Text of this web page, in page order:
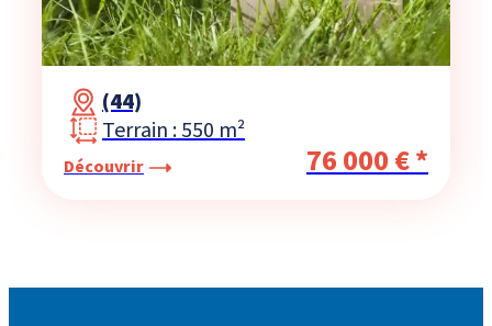
(44)
Terrain : 550 m²
76 000 € *
Découvrir